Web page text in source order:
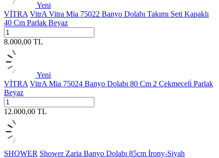
Yeni
VİTRA VitrA Vitra Mia 75022 Banyo Dolabı Takımı Seti Kapaklı
40 Cm Parlak Beyaz
8.000,00 TL
Yeni
VİTRA VitrA Mia 75024 Banyo Dolabı 80 Cm 2 Çekmeceli̇ Parlak
Beyaz
12.000,00 TL
SHOWER Shower Zaria Banyo Dolabı 85cm İrony-Siyah